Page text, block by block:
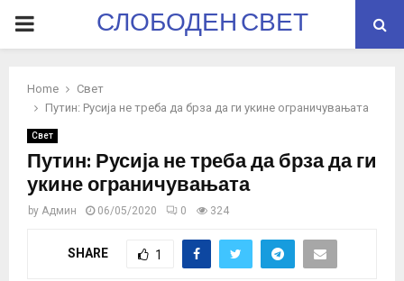
PRIMARYСЛОБОДЕН СВЕТ
Home
Свет
Путин: Русија не треба да брза да ги укине ограничувањата
Свет
Путин: Русија не треба да брза да ги
укине ограничувањата
by Админ 06/05/2020 0 324
SHARE 1